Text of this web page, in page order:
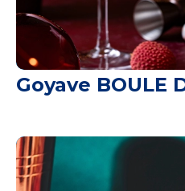
Goyave BOULE